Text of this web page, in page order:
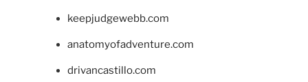
keepjudgewebb.com
anatomyofadventure.com
drivancastillo.com